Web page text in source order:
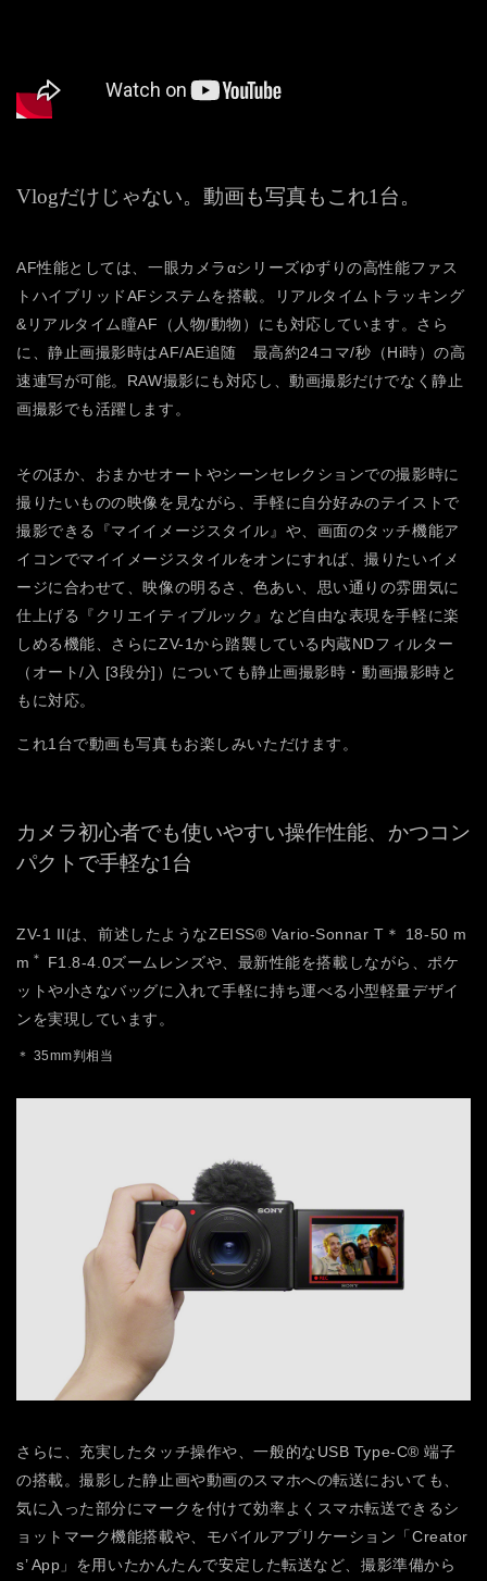
Vlogだけじゃない。動画も写真もこれ1台。
AF性能としては、一眼カメラαシリーズゆずりの高性能ファス
トハイブリッドAFシステムを搭載。リアルタイムトラッキング
&リアルタイム瞳AF（人物/動物）にも対応しています。さら
に、静止画撮影時はAF/AE追随 最高約24コマ/秒（Hi時）の高
速連写が可能。RAW撮影にも対応し、動画撮影だけでなく静止
画撮影でも活躍します。
そのほか、おまかせオートやシーンセレクションでの撮影時に
撮りたいものの映像を見ながら、手軽に自分好みのテイストで
撮影できる『マイイメージスタイル』や、画面のタッチ機能ア
イコンでマイイメージスタイルをオンにすれば、撮りたいイメ
ージに合わせて、映像の明るさ、色あい、思い通りの雰囲気に
仕上げる『クリエイティブルック』など自由な表現を手軽に楽
しめる機能、さらにZV-1から踏襲している内蔵NDフィルター
（オート/入 [3段分]）についても静止画撮影時・動画撮影時と
もに対応。
これ1台で動画も写真もお楽しみいただけます。
カメラ初心者でも使いやすい操作性能、かつコン
パクトで手軽な1台
ZV-1 IIは、前述したようなZEISS® Vario-Sonnar T＊ 18-50 m
m ＊
F1.8-4.0ズームレンズや、最新性能を搭載しながら、ポケ
ットや小さなバッグに入れて手軽に持ち運べる小型軽量デザイ
ンを実現しています。
＊ 35mm判相当
さらに、充実したタッチ操作や、一般的なUSB Type-C® 端子
の搭載。撮影した静止画や動画のスマホへの転送においても、
気に入った部分にマークを付けて効率よくスマホ転送できるシ
ョットマーク機能搭載や、モバイルアプリケーション「Creator
s’ App」を用いたかんたんで安定した転送など、撮影準備から